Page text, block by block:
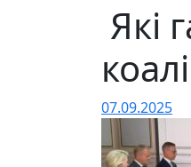
Які
07.09.2025